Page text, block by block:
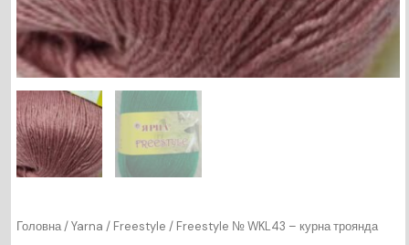
Головна/Yarna / Freestyle / Freestyle № WKL43 – курна троянда